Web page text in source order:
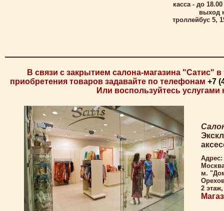
касса - до 18.00
выход
троллейбус 5,
В связи с закрытием салона-магазина "Сатис"
приобретения товаров задавайте по телефонам +7
Или воспользуйтесь
Адрес:
м.
2